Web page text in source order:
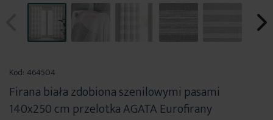
początek
galerii
Kod: 464504
Firana biała zdobiona szenilowymi pasami
140x250 cm przelotka AGATA Eurofirany